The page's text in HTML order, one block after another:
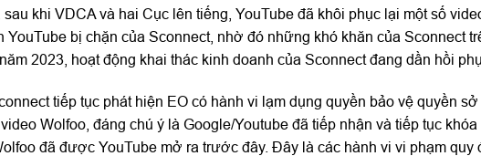
khi VDCA và hai Cục lên tiếng, YouTube đã khôi phục lại một số
YouTube bị chặn của Sconnect, nhờ đó những khó khăn của Sconnect
2023, hoạt động khai thác kinh doanh của Sconnect đang dần hồi
tiếp tục phát hiện EO có hành vi lạm dụng quyền bảo vệ quyền
Wolfoo, đáng chú ý là Google/Youtube đã tiếp nhận và tiếp tục
đã được YouTube mở ra trước đây. Đây là các hành vi vi phạm quy